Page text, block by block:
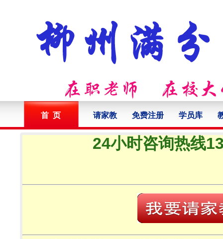
首 页 请家教 免费注册 学员库
24小时咨询热线